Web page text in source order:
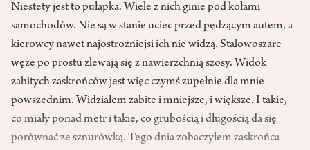
Niestety jest to pułapka. Wiele z nich ginie pod kołami
samochodów. Nie są w stanie uciec przed pędzącym autem, a
kierowcy nawet najostrożniejsi ich nie widzą. Stalowoszare
węże po prostu zlewają się z nawierzchnią szosy. Widok
zabitych zaskrońców jest więc czymś zupełnie dla mnie
powszednim. Widziałem zabite i mniejsze, i większe. I takie,
co miały ponad metr i takie, co grubością i długością da się
porównać ze sznurówką. Tego dnia zobaczyłem zaskrońca